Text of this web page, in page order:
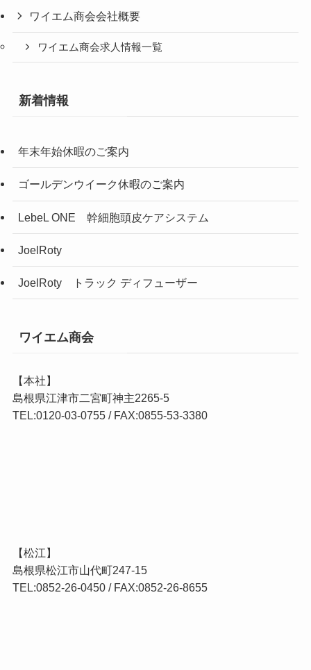
ワイエム商会会社概要
ワイエム商会求人情報一覧
新着情報
年末年始休暇のご案内
ゴールデンウイーク休暇のご案内
LebeL ONE 幹細胞頭皮ケアシステム
JoelRoty
JoelRoty トラック ディフューザー
ワイエム商会
【本社】
島根県江津市二宮町神主2265-5
TEL:0120-03-0755 / FAX:0855-53-3380
【松江】
島根県松江市山代町247-15
TEL:0852-26-0450 / FAX:0852-26-8655